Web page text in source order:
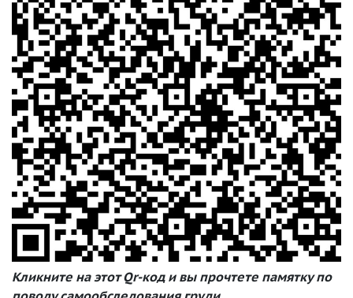
Кликните на этот Qr-код и вы прочтете памятку по